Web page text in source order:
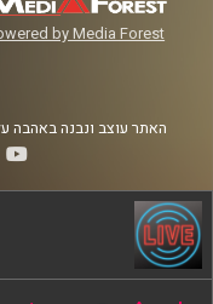
by Media Forest
האתר עוצב ונבנה באהבה